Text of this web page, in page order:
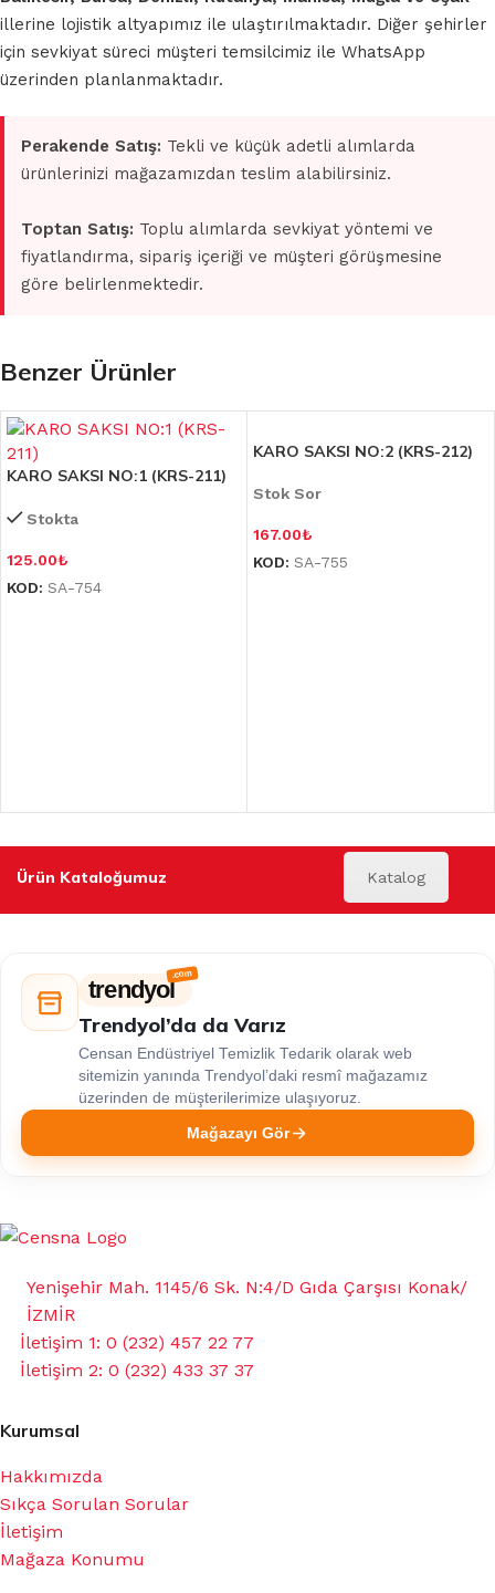
illerine lojistik altyapımız ile ulaştırılmaktadır. Diğer şehirler
için sevkiyat süreci müşteri temsilcimiz ile WhatsApp
üzerinden planlanmaktadır.
Perakende Satış: Tekli ve küçük adetli alımlarda
ürünlerinizi mağazamızdan teslim alabilirsiniz.
Toptan Satış: Toplu alımlarda sevkiyat yöntemi ve
fiyatlandırma, sipariş içeriği ve müşteri görüşmesine
göre belirlenmektedir.
Benzer Ürünler
KARO SAKSI NO:1 (KRS-211)
Stokta
125.00₺
KOD: SA-754
KARO SAKSI NO:2 (KRS-212)
Stok Sor
167.00₺
KOD: SA-755
Ürün Kataloğumuz Katalog
trendyol
Trendyol’da da Varız
Censan Endüstriyel Temizlik Tedarik olarak web
sitemizin yanında Trendyol’daki resmî mağazamız
üzerinden de müşterilerimize ulaşıyoruz.
Mağazayı Gör
Yenişehir Mah. 1145/6 Sk. N:4/D Gıda Çarşısı Konak/
İZMİR
İletişim 1: 0 (232) 457 22 77
İletişim 2: 0 (232) 433 37 37
Kurumsal
Hakkımızda
Sıkça Sorulan Sorular
İletişim
Mağaza Konumu